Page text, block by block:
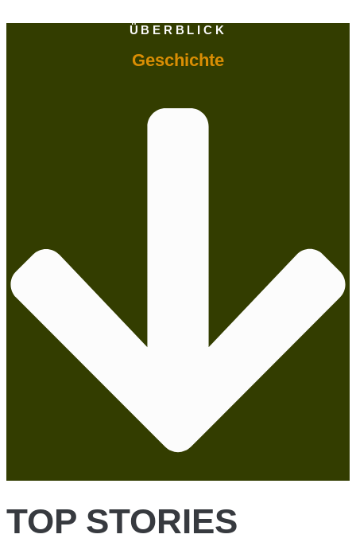
ÜBERBLICK
Geschichte
TOP STORIES